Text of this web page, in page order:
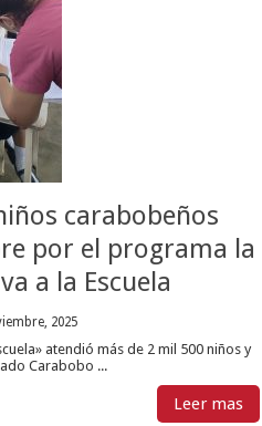
carabobeños
por el programa la
a la Escuela
2025
atendió más de 2 mil 500 niños y
Carabobo ...
Leer mas